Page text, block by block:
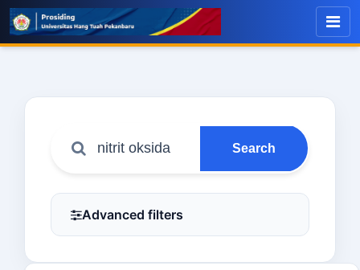
Search
Advanced filters